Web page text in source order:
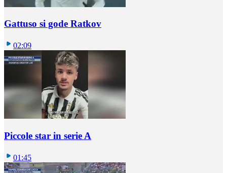
Gattuso si gode Ratkov
02:09
Piccole star in serie A
01:45